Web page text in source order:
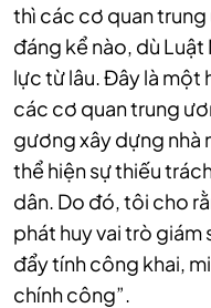
thì các cơ quan
đáng kể nào, dù
lực từ lâu. Đây là một
các cơ quan trung
gương xây dựng
thể hiện sự thiếu
dân. Do đó, tôi cho
phát huy vai trò
đẩy tính công khai,
chính công”.